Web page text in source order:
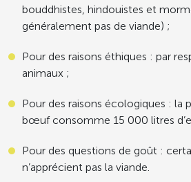
bouddhistes, hindouistes et
généralement pas de viande) ;
Pour des raisons éthiques : par
animaux ;
Pour des raisons écologiques : la
bœuf consomme 15 000 litres
Pour des questions de goût :
n’apprécient pas la viande.